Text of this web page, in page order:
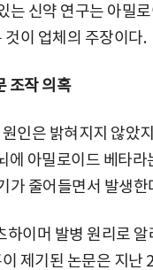
는 신약 연구는 아밀
이 업체의 주장이다.
조작 의혹
인은 밝혀지지 않았
에 아밀로이드 베타
가 줄어들면서 발생
이머 발병 원리로
제기된 논문은 지난